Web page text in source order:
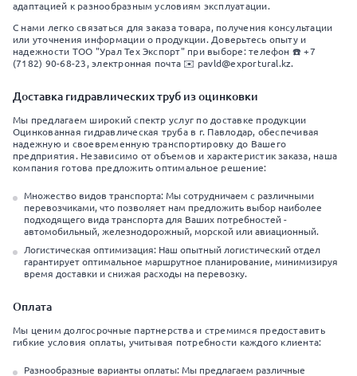
адаптацией к разнообразным условиям эксплуатации.
С нами легко связаться для заказа товара, получения консультации
или уточнения информации о продукции. Доверьтесь опыту и
надежности ТОО "Урал Тех Экспорт" при выборе: телефон ☎️ +7
(7182) 90-68-23, электронная почта ✉️ pavld@exportural.kz.
Доставка гидравлических труб из оцинковки
Мы предлагаем широкий спектр услуг по доставке продукции
Оцинкованная гидравлическая труба в г. Павлодар, обеспечивая
надежную и своевременную транспортировку до Вашего
предприятия. Независимо от объемов и характеристик заказа, наша
компания готова предложить оптимальное решение:
Множество видов транспорта: Мы сотрудничаем с различными
перевозчиками, что позволяет нам предложить выбор наиболее
подходящего вида транспорта для Ваших потребностей -
автомобильный, железнодорожный, морской или авиационный.
Логистическая оптимизация: Наш опытный логистический отдел
гарантирует оптимальное маршрутное планирование, минимизируя
время доставки и снижая расходы на перевозку.
Оплата
Мы ценим долгосрочные партнерства и стремимся предоставить
гибкие условия оплаты, учитывая потребности каждого клиента:
Разнообразные варианты оплаты: Мы предлагаем различные